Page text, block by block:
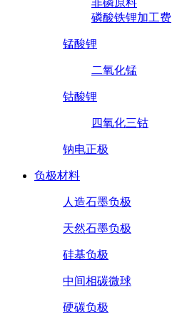
非磷原料
磷酸铁锂加工费
锰酸锂
二氧化锰
钴酸锂
四氧化三钴
钠电正极
负极材料
人造石墨负极
天然石墨负极
硅基负极
中间相碳微球
硬碳负极